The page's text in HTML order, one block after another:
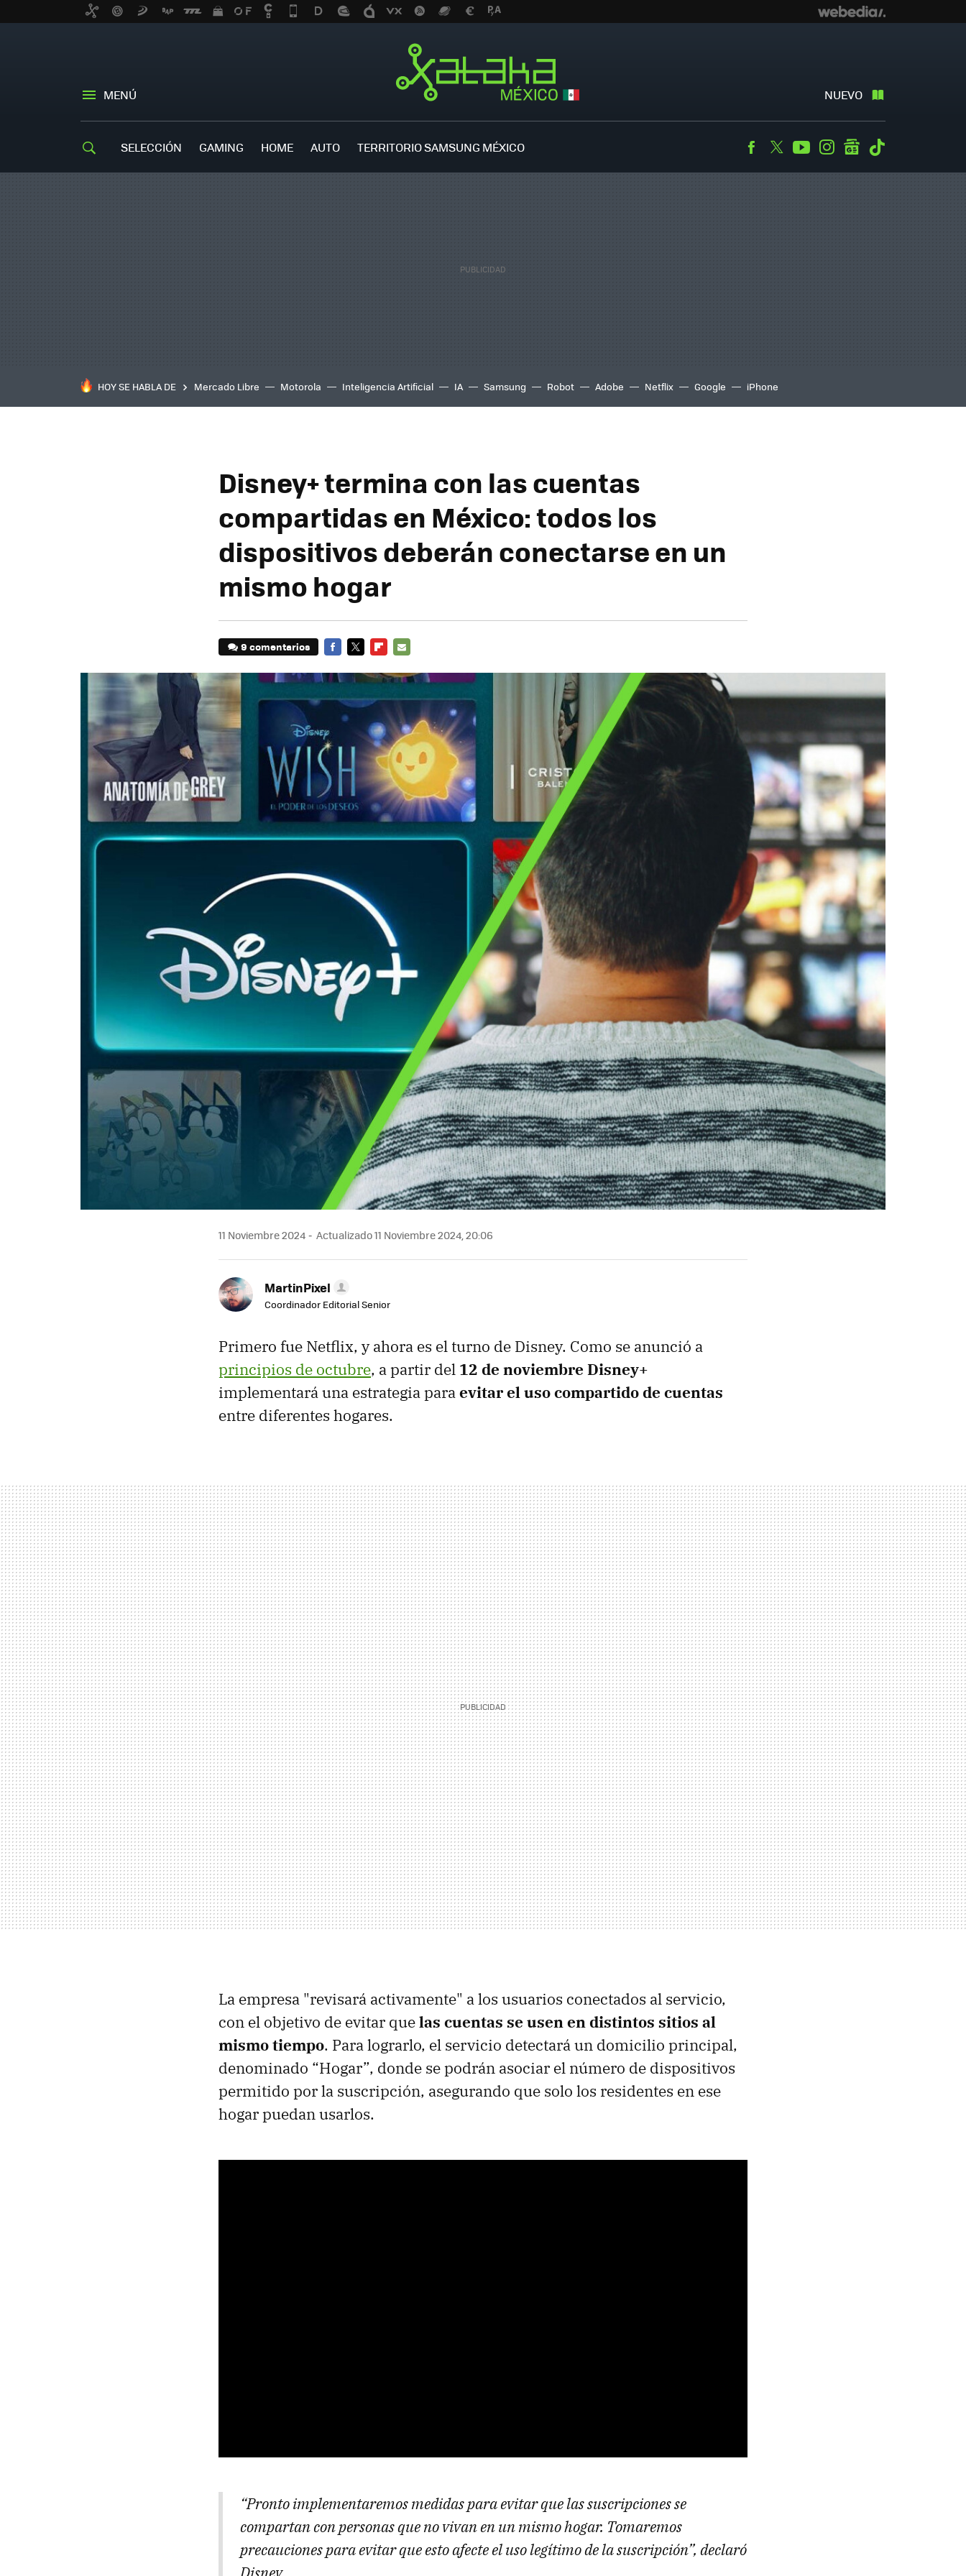
MENÚ NUEVO
SELECCIÓN GAMING HOME AUTO TERRITORIO SAMSUNG MÉXICO Facebook
TwitterYoutubeInstagramgooglenews
HOY SE HABLA DE Mercado Libre Motorola Inteligencia Artificial IA Samsung Robot Adobe Netflix Google iPhone
Disney+ termina con las cuentas
compartidas en México: todos los
dispositivos deberán conectarse en un
mismo hogar
9 comentarios
MAIL
11 Noviembre 2024 Actualizado 11 Noviembre 2024, 20:06
MartinPixel
Coordinador Editorial Senior
Primero fue Netflix, y ahora es el turno de Disney. Como se anunció a
principios de octubre, a partir del 12 de noviembre Disney+
implementará una estrategia paraevitar el uso compartido de cuentas
entre diferentes hogares.
La empresa "revisará activamente" a los usuarios conectados al servicio,
con el objetivo de evitar quelas cuentas se usen en distintos sitios al
mismo tiempo. Para lograrlo, el servicio detectará un domicilio principal,
denominado “Hogar”, donde se podrán asociar el número de dispositivos
permitido por la suscripción, asegurando que solo los residentes en ese
hogar puedan usarlos.
“Pronto implementaremos medidas para evitar que las suscripciones se
compartan con personas que no vivan en un mismo hogar. Tomaremos
precauciones para evitar que esto afecte el uso legítimo de la suscripción”, declaró